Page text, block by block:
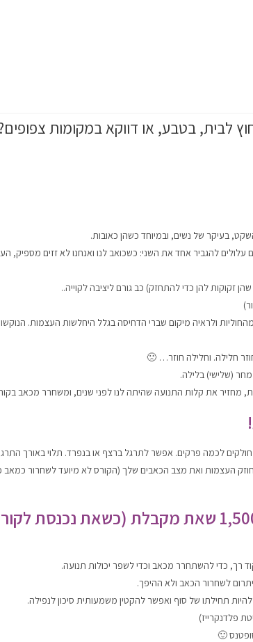
לבית, בטבע, או דווקא במקומות
בעיקר של נשים, ובמיוחד כשהן כאובות.
להגביר אחד את השני: כשכואב לנו ואנחנו לא זזים
זקוקות להן כדי להתחזק) כב גורם ליציבה לקוייה..
ולראיה מיקום שברי הדחיסה בגלל היחלשות העצמות.
חלילה. וחלילה חוזר… 🙁
(שלישי) בלילה.
מחזיר את קלות התנועה שהיתה לנו לפני שנים, ומשחרר מכאב
העצמות ואת מצב הכאבים שלך (הקורס לא מיועד לשחרור
שאת מקבלת (כשאת נכנסת
רך, כדי להשתחרר מכאב וכדי לשפר יכולות תנועה.
לשחרור הכאב ולא ההיפך.
להיות תחילתו של סוף ואפשר להקטין משמעותית סיכון לנפילה.
פלדנקרייז)
🙂